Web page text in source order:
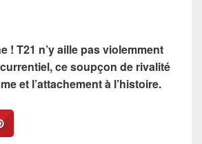
! T21 n’y aille pas violemment
ce soupçon de rivalité
et l’attachement à l’histoire.